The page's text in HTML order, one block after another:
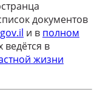
документов
gov.il и в полном
в
жизни